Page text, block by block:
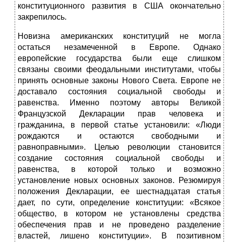
конституционного развития в США окончательно
закрепилось.
Новизна американских конституций не могла
остаться незамеченной в Европе. Однако
европейские государства были еще слишком
связаны своими феодальными институтами, чтобы
принять основные законы Нового Света. Европе не
доставало состояния социальной свободы и
равенства. Именно поэтому авторы Великой
Французской Декларации прав человека и
гражданина, в первой статье установили: «Люди
рождаются и остаются свободными и
равноправными». Целью революции становится
создание состояния социальной свободы и
равенства, в которой только и возможно
установление новых основных законов. Резюмируя
положения Декларации, ее шестнадцатая статья
дает, по сути, определение конституции: «Всякое
общество, в котором не установлены средства
обеспечения прав и не проведено разделение
властей, лишено конституции». В позитивном